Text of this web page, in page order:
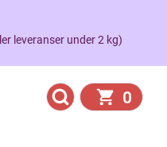
leveranser under 2 kg)
0